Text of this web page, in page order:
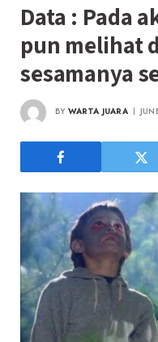
Data : Pada
pun melihat
sesamanya
BY WARTA JUARA